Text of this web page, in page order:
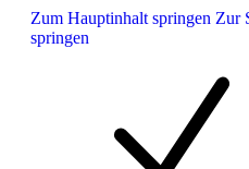
Zum Hauptinhalt springen Zur
springen